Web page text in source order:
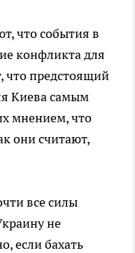
что события в
конфликта для
что предстоящий
Киева самым
мнением, что
они считают,
все силы
не
если бахать